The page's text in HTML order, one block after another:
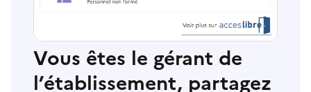
Vous êtes le gérant de
l’établissement, partagez